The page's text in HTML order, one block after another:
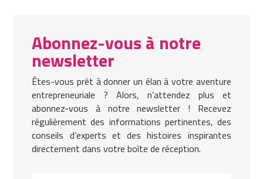
Abonnez-vous à notre
newsletter
Êtes-vous prêt à donner un élan à votre aventure
entrepreneuriale ? Alors, n’attendez plus et
abonnez-vous à notre newsletter ! Recevez
régulièrement des informations pertinentes, des
conseils d’experts et des histoires inspirantes
directement dans votre boîte de réception.